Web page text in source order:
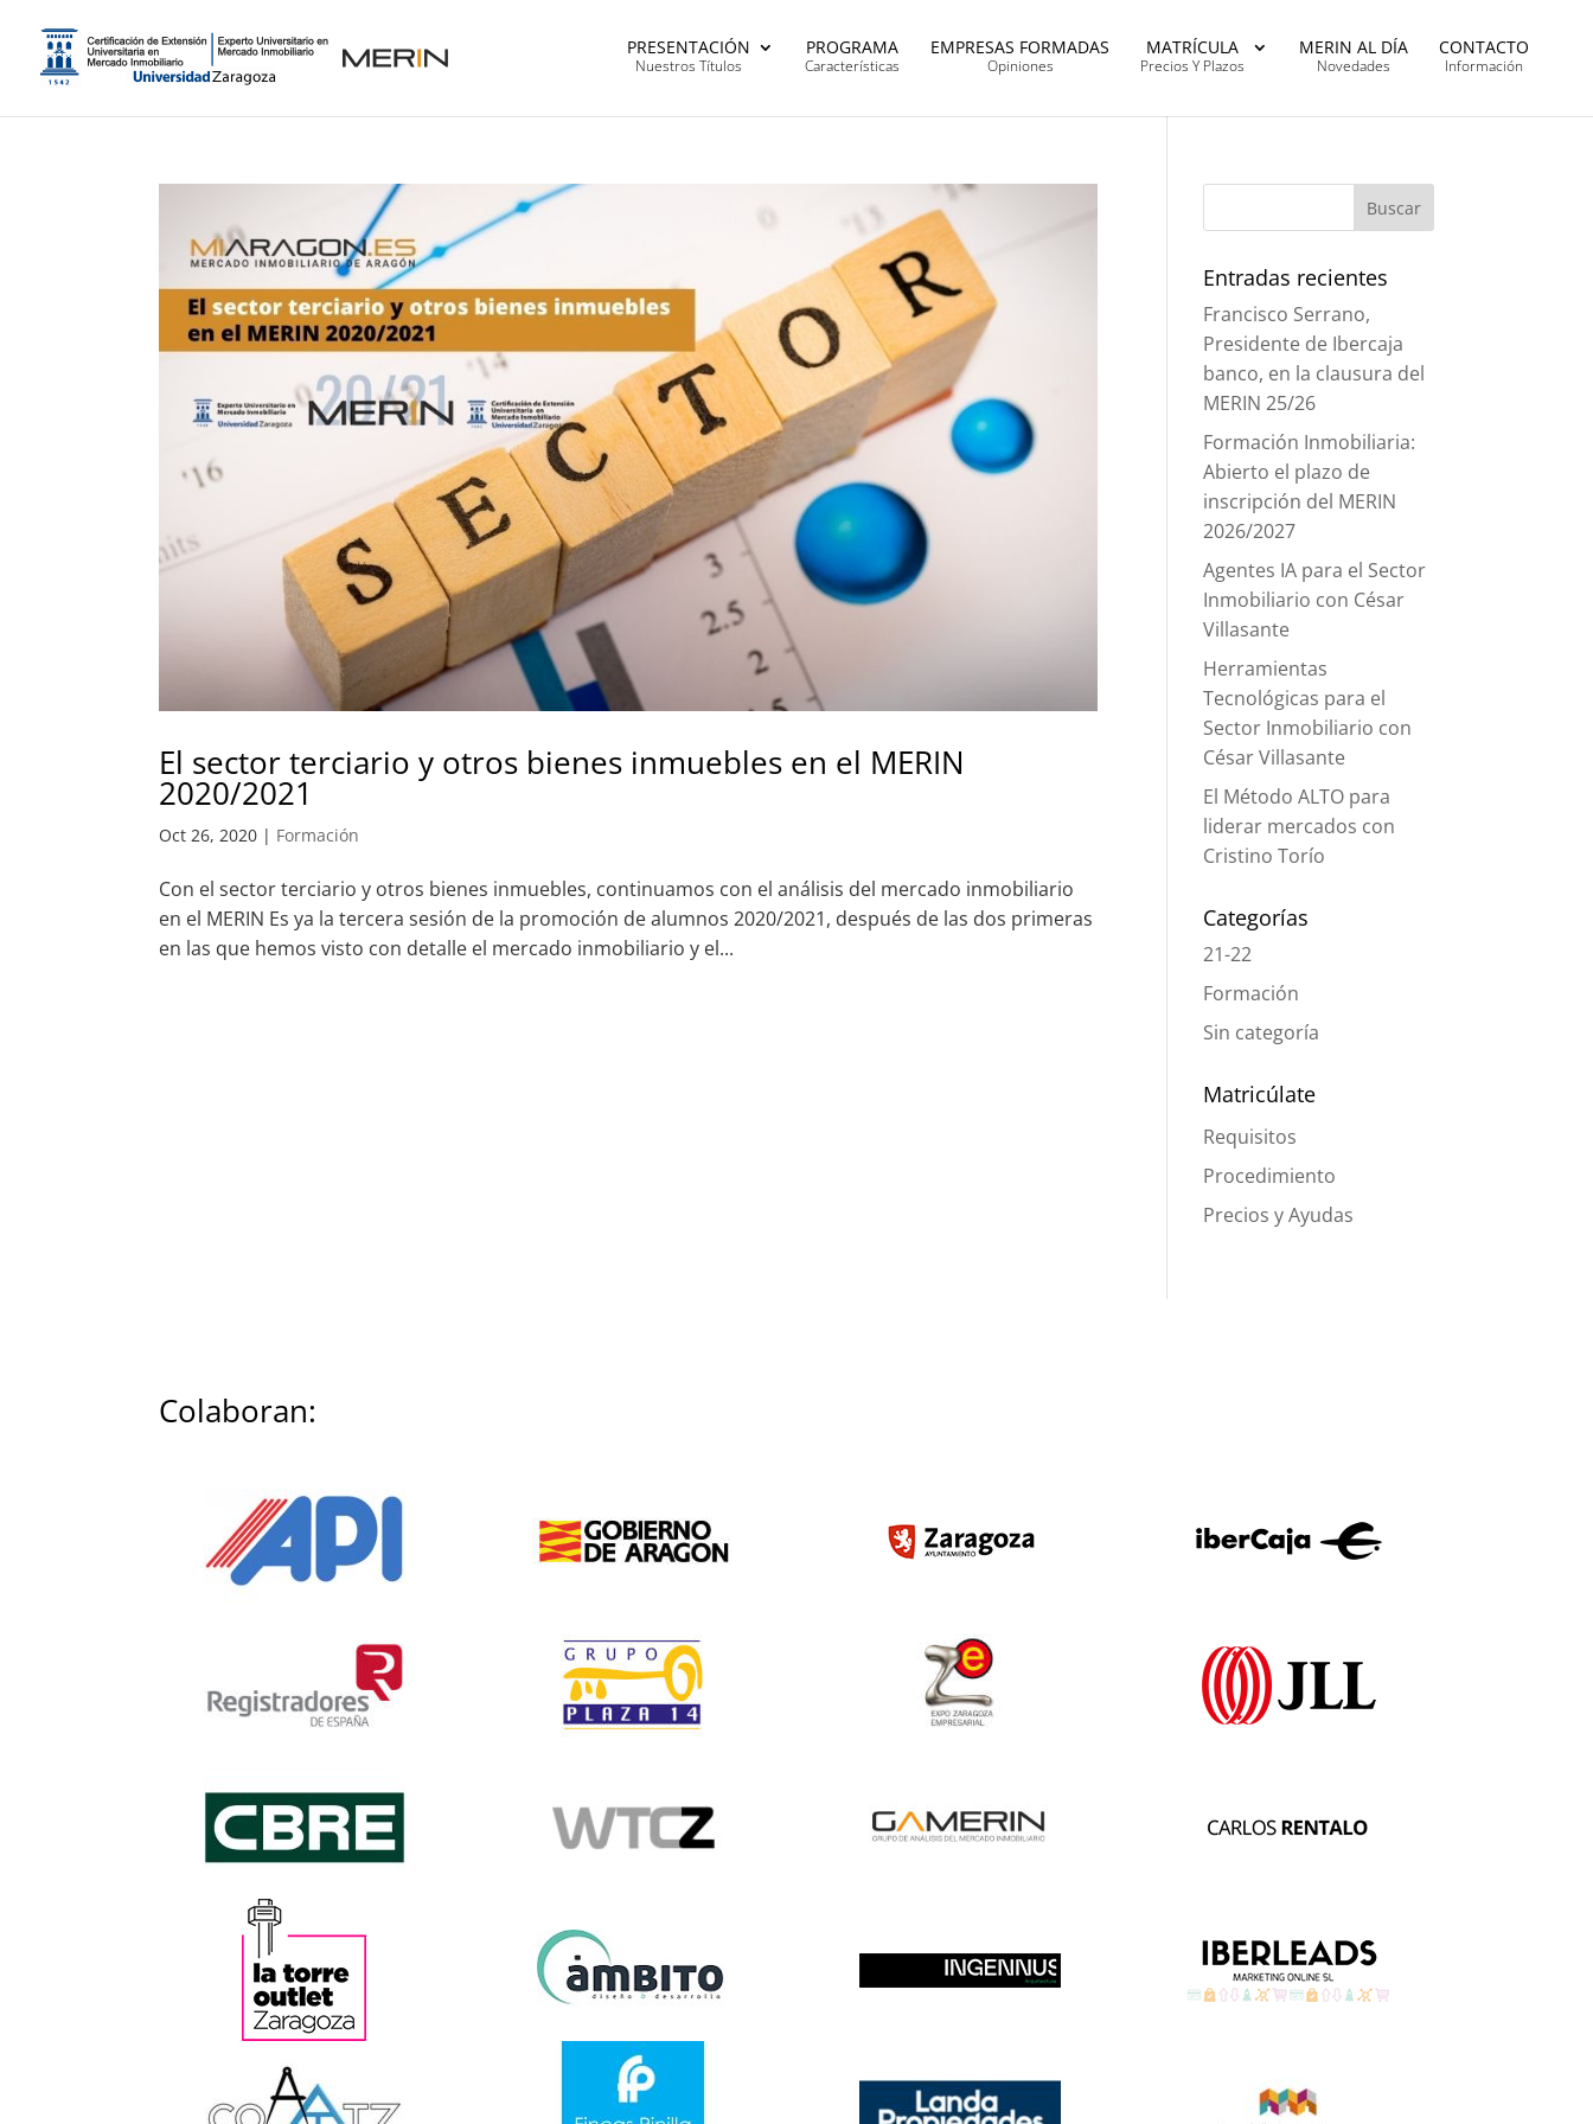
PRESENTACIÓN
Nuestros Títulos
PROGRAMA
Características
EMPRESAS FORMADAS
Opiniones
MATRÍCULA
Precios Y Plazos
MERIN AL DÍA
Novedades
CONTACTO
Información
El sector terciario y otros bienes inmuebles en el MERIN
2020/2021
Oct 26, 2020 | Formación
Con el sector terciario y otros bienes inmuebles, continuamos con el análisis del mercado inmobiliario
en el MERIN Es ya la tercera sesión de la promoción de alumnos 2020/2021, después de las dos primeras
en las que hemos visto con detalle el mercado inmobiliario y el...
Entradas recientes
Francisco Serrano,
Presidente de Ibercaja
banco, en la clausura del
MERIN 25/26
Formación Inmobiliaria:
Abierto el plazo de
inscripción del MERIN
2026/2027
Agentes IA para el Sector
Inmobiliario con César
Villasante
Herramientas
Tecnológicas para el
Sector Inmobiliario con
César Villasante
El Método ALTO para
liderar mercados con
Cristino Torío
Categorías
21-22
Formación
Sin categoría
Matricúlate
Requisitos
Procedimiento
Precios y Ayudas
Colaboran: